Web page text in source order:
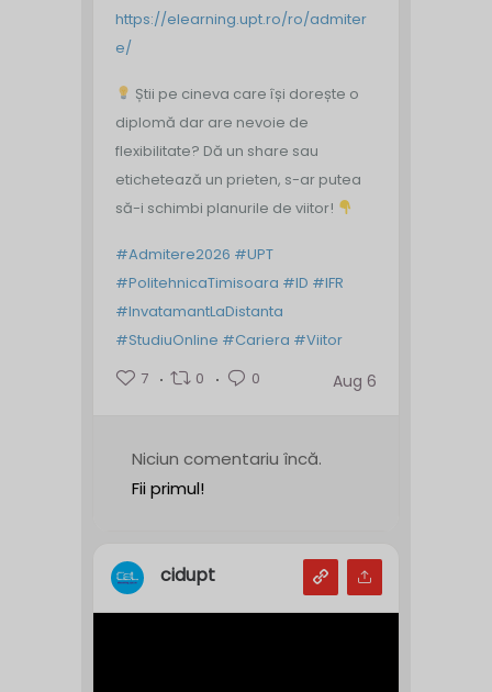
https://elearning.upt.ro/ro/admiter
e/
Știi pe cineva care își dorește o
diplomă dar are nevoie de
flexibilitate? Dă un share sau
etichetează un prieten, s-ar putea
să-i schimbi planurile de viitor!
#Admitere2026 #UPT
#PolitehnicaTimisoara #ID #IFR
#InvatamantLaDistanta
#StudiuOnline #Cariera #Viitor
7
0 0 Aug 6
Niciun comentariu încă.
Fii primul!
cidupt